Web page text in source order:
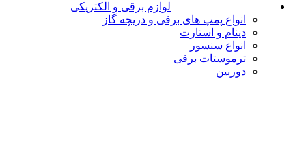
لوازم برقی و الکتریکی
انواع پمپ های برقی و دریچه گاز
دینام و استارت
انواع سنسور
ترموستات برقی
دوربین